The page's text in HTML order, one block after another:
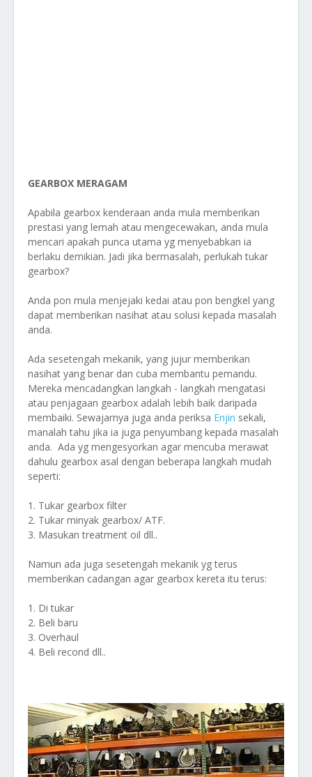
GEARBOX MERAGAM
Apabila gearbox kenderaan anda mula memberikan
prestasi yang lemah atau mengecewakan, anda mula
mencari apakah punca utama yg menyebabkan ia
berlaku demikian. Jadi jika bermasalah, perlukah tukar
gearbox?
Anda pon mula menjejaki kedai atau pon bengkel yang
dapat memberikan nasihat atau solusi kepada masalah
anda.
Ada sesetengah mekanik, yang jujur memberikan
nasihat yang benar dan cuba membantu pemandu.
Mereka mencadangkan langkah - langkah mengatasi
atau penjagaan gearbox adalah lebih baik daripada
membaiki. Sewajarnya juga anda periksa Enjin sekali,
manalah tahu jika ia juga penyumbang kepada masalah
anda. Ada yg mengesyorkan agar mencuba merawat
dahulu gearbox asal dengan beberapa langkah mudah
seperti:
1. Tukar gearbox filter
2. Tukar minyak gearbox/ ATF.
3. Masukan treatment oil dll..
Namun ada juga sesetengah mekanik yg terus
memberikan cadangan agar gearbox kereta itu terus:
1. Di tukar
2. Beli baru
3. Overhaul
4. Beli recond dll..